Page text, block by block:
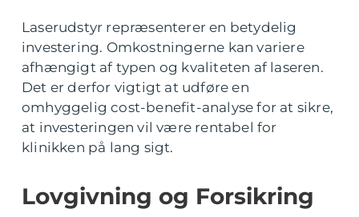
Laserudstyr repræsenterer en betydelig
investering. Omkostningerne kan variere
afhængigt af typen og kvaliteten af laseren.
Det er derfor vigtigt at udføre en
omhyggelig cost-benefit-analyse for at sikre,
at investeringen vil være rentabel for
klinikken på lang sigt.
Lovgivning og Forsikring